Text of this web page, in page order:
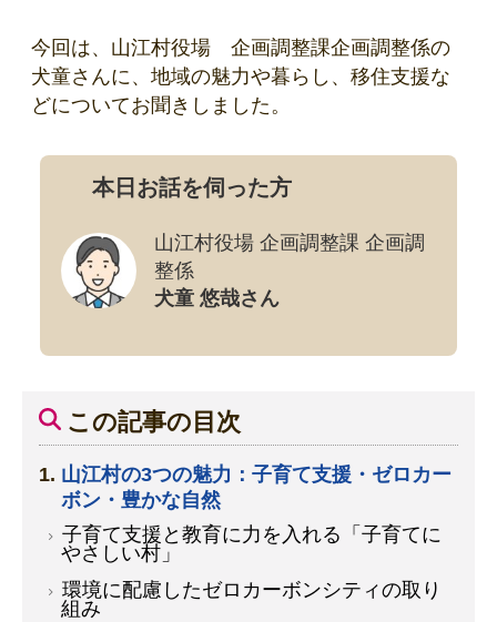
今回は、山江村役場 企画調整課企画調整係の
犬童さんに、地域の魅力や暮らし、移住支援な
どについてお聞きしました。
本日お話を伺った方
山江村役場 企画調整課 企画調
整係
犬童 悠哉さん
この記事の目次
山江村の3つの魅力：子育て支援・ゼロカー
ボン・豊かな自然
子育て支援と教育に力を入れる「子育てに
やさしい村」
環境に配慮したゼロカーボンシティの取り
組み